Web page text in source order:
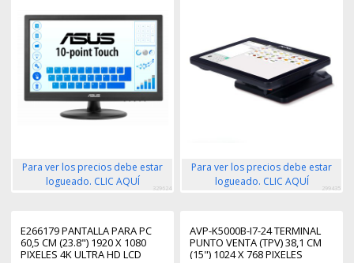
Para ver los precios debe estar
logueado. CLIC AQUÍ
329624
Para ver los precios debe estar
logueado. CLIC AQUÍ
299435
E266179 PANTALLA PARA PC
60,5 CM (23.8") 1920 X 1080
PIXELES 4K ULTRA HD LCD
AVP-K5000B-I7-24 TERMINAL
PUNTO VENTA (TPV) 38,1 CM
(15") 1024 X 768 PIXELES